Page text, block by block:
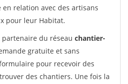
relation avec des artisans
pour leur Habitat.
partenaire du réseau chantier-
gratuite et sans
pour recevoir des
des chantiers. Une fois la